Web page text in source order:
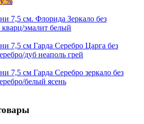
7,5 см. Флорида Зеркало без
эмалит белый
7,5 см Гарда Серебро Царга без
дуб неаполь грей
7,5 см Гарда Серебро зеркало без
белый ясень